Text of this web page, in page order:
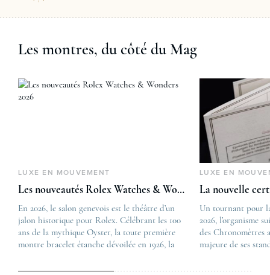
Les montres, du côté du Mag
LUXE EN MOUVEMENT
Les nouveautés Rolex Watches & Wonders 2026
En 2026, le salon genevois est le théâtre d’un
jalon historique pour Rolex. Célébrant les 100
ans de la mythique Oyster, la toute première
montre bracelet étanche dévoilée en 1926, la
commémorative alliant héritage patrimonial et
The post
Les nouveautés
first appeared on
Lovetime
LUXE EN
La nouvelle
Un tournant pour
2026, l’organisme
des Chronomètres
majeure de ses
Chronometer”,